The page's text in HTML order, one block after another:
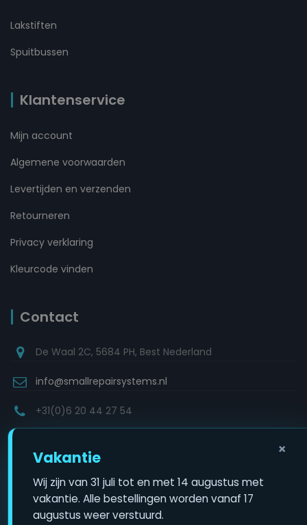
Lakstiften
Spuitbussen
Klantenservice
Mijn account
Algemene voorwaarden
Levertijden en verzenden
Retourneren
Privacy verklaring
Kleurcode vinden
Contact
De Waal 2C, 5684 PH, Best Nederland
info@smallrepairsystems.nl
+31(0)6 20 44 27 54
Copyright © 2022Small Repair Systems. All rights reserved.
Ontwikkeld door WEBZIES
×
Vakantie
Wij zijn van 31 juli tot en met 14 augustus met
vakantie. Alle bestellingen worden vanaf 17
augustus weer verstuurd.